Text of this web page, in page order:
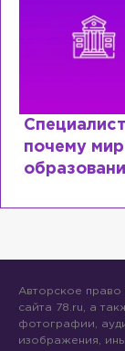
почему
Авторское право
сайта 78.ru, а
фотографии,
изображения,